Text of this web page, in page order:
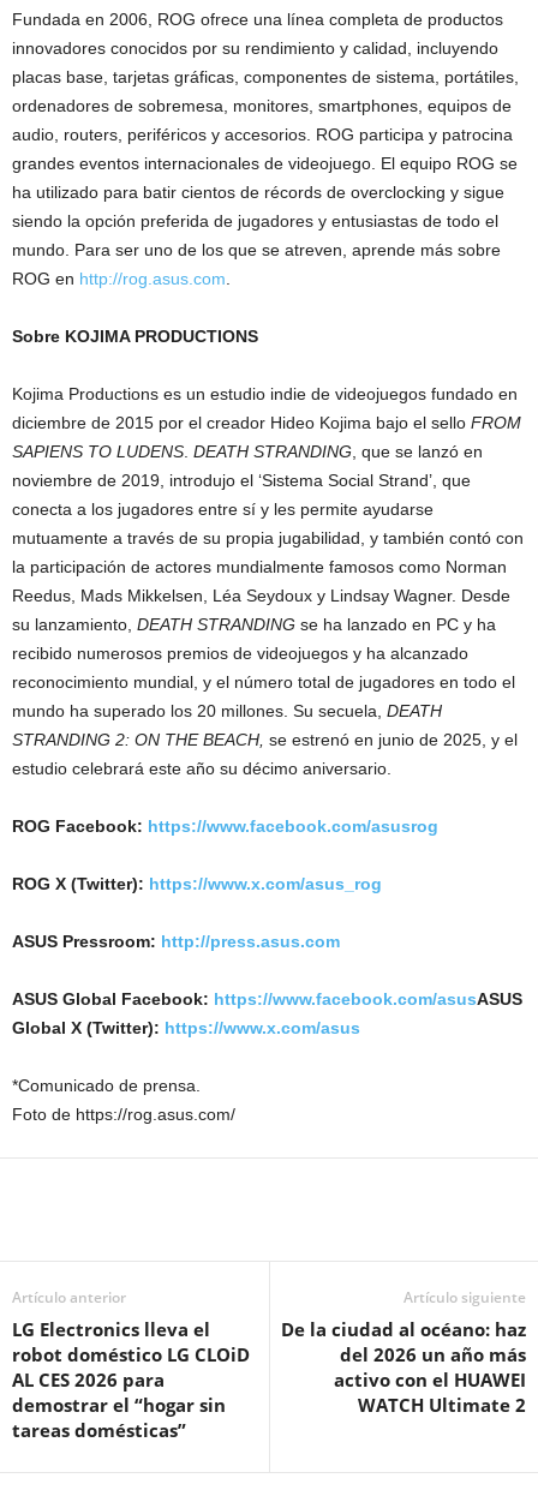
Fundada en 2006, ROG ofrece una línea completa de productos
innovadores conocidos por su rendimiento y calidad, incluyendo
placas base, tarjetas gráficas, componentes de sistema, portátiles,
ordenadores de sobremesa, monitores, smartphones, equipos de
audio, routers, periféricos y accesorios. ROG participa y patrocina
grandes eventos internacionales de videojuego. El equipo ROG se
ha utilizado para batir cientos de récords de overclocking y sigue
siendo la opción preferida de jugadores y entusiastas de todo el
mundo. Para ser uno de los que se atreven, aprende más sobre
ROG en http://rog.asus.com
Sobre KOJIMA PRODUCTIONS
Kojima Productions es un estudio indie de videojuegos fundado en
diciembre de 2015 por el creador Hideo Kojima bajo el sello FROM
SAPIENS TO LUDENS DEATH STRANDING , que se lanzó en
noviembre de 2019, introdujo el ‘Sistema Social Strand’, que
conecta a los jugadores entre sí y les permite ayudarse
mutuamente a través de su propia jugabilidad, y también contó con
la participación de actores mundialmente famosos como Norman
Reedus, Mads Mikkelsen, Léa Seydoux y Lindsay Wagner. Desde
su lanzamiento, DEATH STRANDING se ha lanzado en PC y ha
recibido numerosos premios de videojuegos y ha alcanzado
reconocimiento mundial, y el número total de jugadores en todo el
mundo ha superado los 20 millones. Su secuela, DEATH
STRANDING 2: ON THE BEACH, se estrenó en junio de 2025, y el
estudio celebrará este año su décimo aniversario.
ROG Facebook: https://www.facebook.com/asusrog
ROG X (Twitter): https://www.x.com/asus_rog
ASUS Pressroom: http://press.asus.com
ASUS Global Facebook: https://www.facebook.com/asusASUS
Global X (Twitter): https://www.x.com/asus
*Comunicado de prensa.
Foto de https://rog.asus.com/
Artículo anterior
LG Electronics lleva el
robot doméstico LG CLOiD
AL CES 2026 para
demostrar el “hogar sin
tareas domésticas”
Artículo siguiente
De la ciudad al océano: haz
del 2026 un año más
activo con el HUAWEI
WATCH Ultimate 2